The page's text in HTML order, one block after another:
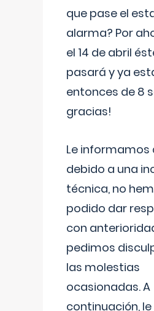
que pase el
alarma? Por
el 14 de abril
pasará y ya
entonces de 8
gracias!
Le informamos
debido a una
técnica, no
podido dar
con
pedimos
las molestias
ocasionadas. A
continuación,